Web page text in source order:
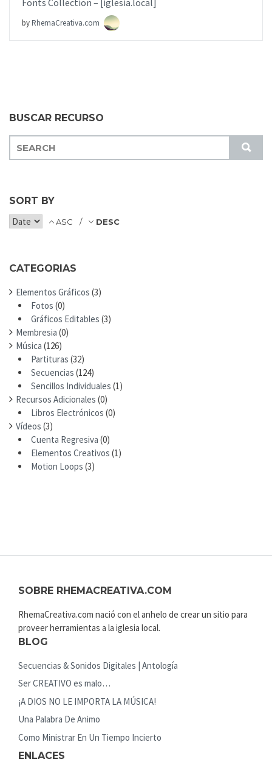
byRhemaCreativa.com
BUSCAR RECURSO
S
U
C
H
F
:
SORT BY
ASC DESC
CATEGORIAS
Elementos Gráficos (3)
Fotos (0)
Gráficos Editables (3)
Membresia (0)
Música (126)
Partituras (32)
Secuencias (124)
Sencillos Individuales (1)
Recursos Adicionales (0)
Libros Electrónicos (0)
Vídeos (3)
Cuenta Regresiva (0)
Elementos Creativos (1)
Motion Loops (3)
SOBRE RHEMACREATIVA.COM
RhemaCreativa.com nació con el anhelo de crear un sitio para
proveer herramientas a la iglesia local.
BLOG
Secuencias & Sonidos Digitales | Antología
Ser CREATIVO es malo…
¡A DIOS NO LE IMPORTA LA MÚSICA!
Una Palabra De Animo
Como Ministrar En Un Tiempo Incierto
ENLACES